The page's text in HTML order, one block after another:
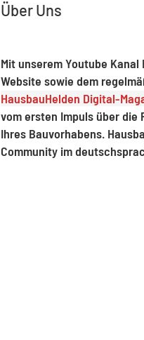
Über Uns
Mit unserem Youtube
Website sowie dem
HausbauHelden Digital-
vom ersten Impuls über die
Ihres Bauvorhabens.
Community im